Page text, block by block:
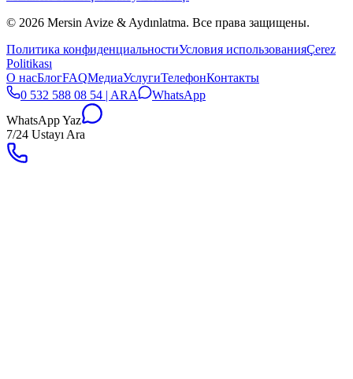
© 2026 Mersin Avize & Aydınlatma. Все права защищены.
Политика конфиденциальностиУсловия использованияÇerez
Politikası
О насБлогFAQМедиаУслугиТелефонКонтакты
0 532 588 08 54 | ARA
WhatsApp
WhatsApp Yaz
7/24 Ustayı Ara